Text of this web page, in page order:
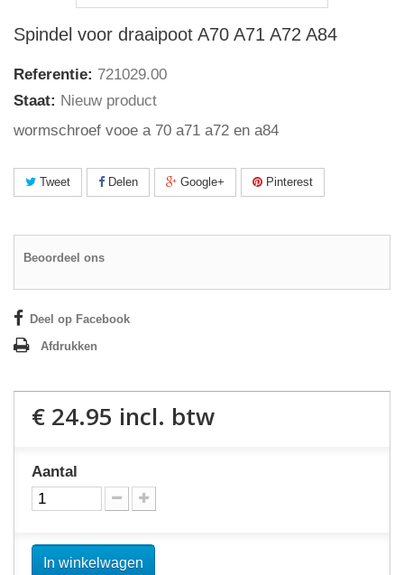
Spindel voor draaipoot A70 A71 A72 A84
Referentie: 721029.00
Staat: Nieuw product
wormschroef vooe a 70 a71 a72 en a84
Tweet Delen Google+ Pinterest
Beoordeel ons
Deel op Facebook
Afdrukken
€ 24.95 incl. btw
Aantal
In winkelwagen